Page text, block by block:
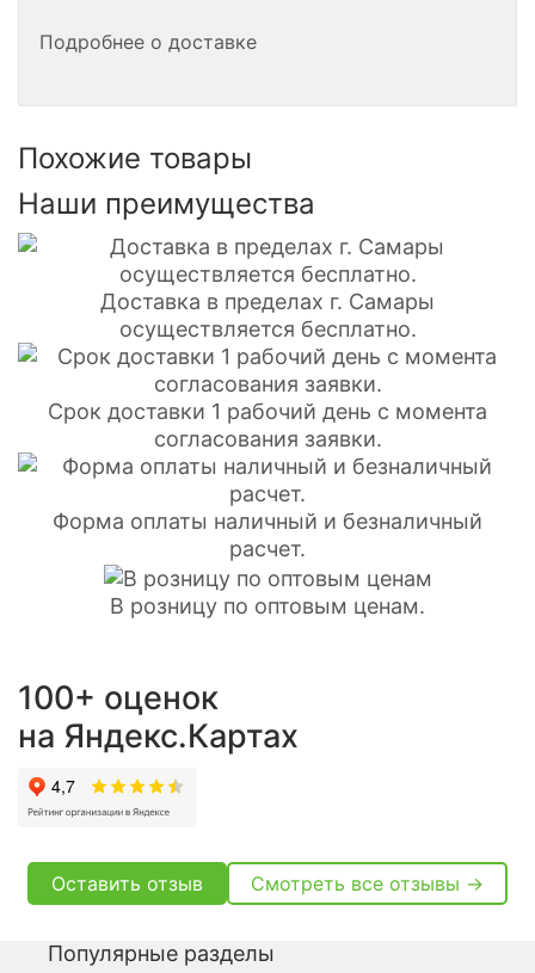
Подробнее о доставке
Похожие товары
Наши преимущества
Доставка в пределах г. Самары
осуществляется бесплатно.
Срок доставки 1 рабочий день с момента
согласования заявки.
Форма оплаты наличный и безналичный
расчет.
В розницу по оптовым ценам.
100+ оценок
на Яндекс.Картах
Оставить отзыв Смотреть все отзывы →
Популярные разделы